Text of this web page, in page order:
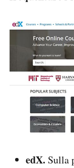
edX. Sulla